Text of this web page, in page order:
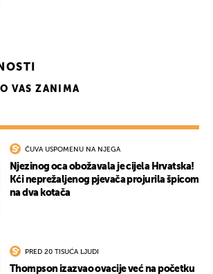
VAS ZANIMA
ČUVA USPOMENU NA NJEGA
Njezinog oca obožavala je cijela Hrvatska!
Kći neprežaljenog pjevača projurila špicom
na dva kotača
PRED 20 TISUĆA LJUDI
Thompson izazvao ovacije već na početku